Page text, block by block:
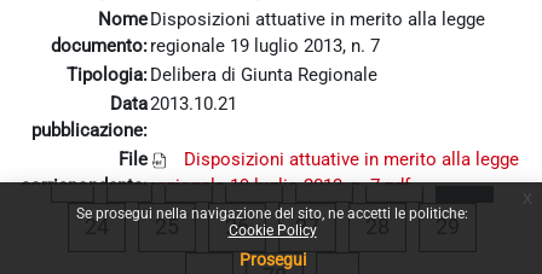
Se prosegui nella navigazione del sito, ne accetti le politiche:
Cookie Policy
Prosegui
Nome
documento:
Disposizioni attuative in merito alla legge
regionale 19 luglio 2013, n. 7
Tipologia:Delibera di Giunta Regionale
Data
pubblicazione:
2013.10.21
File
corrispondente:
Disposizioni attuative in merito alla legge
regionale 19 luglio 2013, n. 7.pdf
«Pagina precedente
1Pagina 1
… 20 Pagina 20
21Pagina 21
22Pagina 22
23
24Pagina 24
25Pagina 25
26Pagina 26
27Pagina 27
28Pagina 28
29Pagina